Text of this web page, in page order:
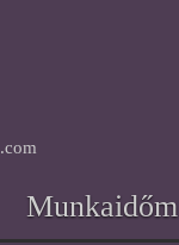
Munkaidőm